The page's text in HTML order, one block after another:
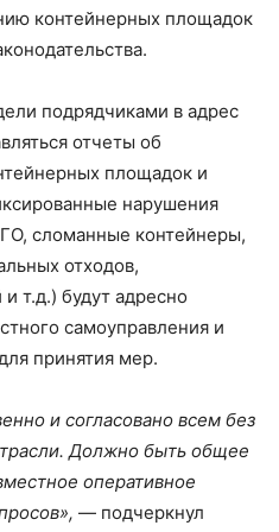
контейнерных площадок
подрядчиками в адрес
отчеты об
площадок и
нарушения
сломанные контейнеры,
отходов,
т.д.) будут адресно
самоуправления и
принятия мер.
и согласовано всем без
Должно быть общее
оперативное
— подчеркнул